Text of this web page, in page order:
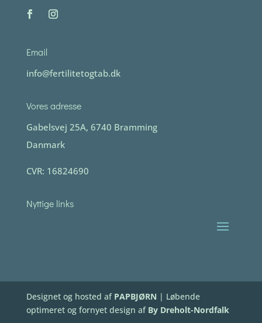
Email
info@fertilitetogtab.dk
Vores adresse
Gabelsvej 25A, 6740 Bramming
Danmark
CVR: 16824690
Nyttige links
Designet og hosted af PAPBJØRN | Løbende
optimeret og fornyet design af By Dreholt-Nordfalk